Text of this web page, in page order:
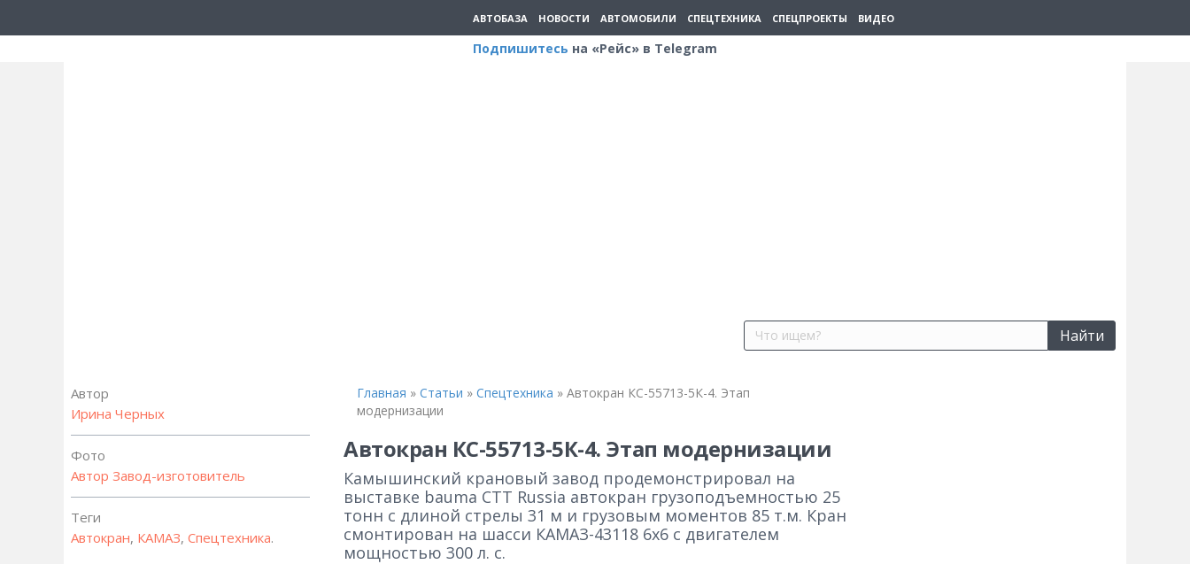
АВТОБАЗА НОВОСТИ АВТОМОБИЛИ СПЕЦТЕХНИКА СПЕЦПРОЕКТЫ ВИДЕО
Подпишитесь на «Рейс» в Telegram
Найти
Автор
Ирина Черных
Фото
Автор Завод-изготовитель
Теги
Автокран, КАМАЗ, Спецтехника.
Главная » Статьи » Спецтехника » Автокран КС-55713-5К-4. Этап
модернизации
Автокран КС-55713-5К-4. Этап модернизации
Камышинский крановый завод продемонстрировал на
выставке bauma СТТ Russia автокран грузоподъемностью 25
тонн с длиной стрелы 31 м и грузовым моментов 85 т.м. Кран
смонтирован на шасси КАМАЗ-43118 6х6 с двигателем
мощностью 300 л. с.